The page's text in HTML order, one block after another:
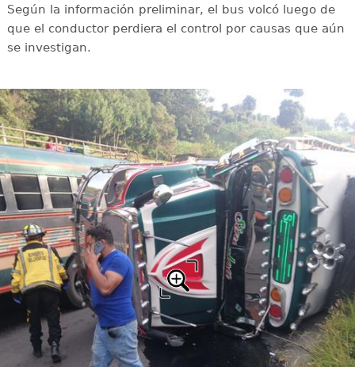
Según la información preliminar, el bus volcó luego de
que el conductor perdiera el control por causas que aún
se investigan.